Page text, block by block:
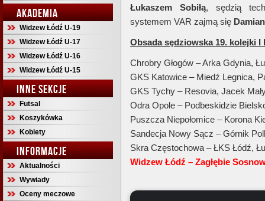
AKADEMIA
Widzew Łódź U-19
Widzew Łódź U-17
Widzew Łódź U-16
Widzew Łódź U-15
INNE SEKCJE
Futsal
Koszykówka
Kobiety
INFORMACJE
Aktualności
Wywiady
Oceny meczowe
Łukaszem Sobiłą, sędzią
systemem VAR zajmą się
Obsada sędziowska 19. kolejki I
Chrobry Głogów – Arka Gdynia,
GKS Katowice – Miedź Legnica,
GKS Tychy – Resovia, Jacek
Odra Opole – Podbeskidzie
Puszcza Niepołomice – Korona
Sandecja Nowy Sącz – Górnik
Skra Częstochowa – ŁKS Łódź,
Widzew Łódź – Zagłębie